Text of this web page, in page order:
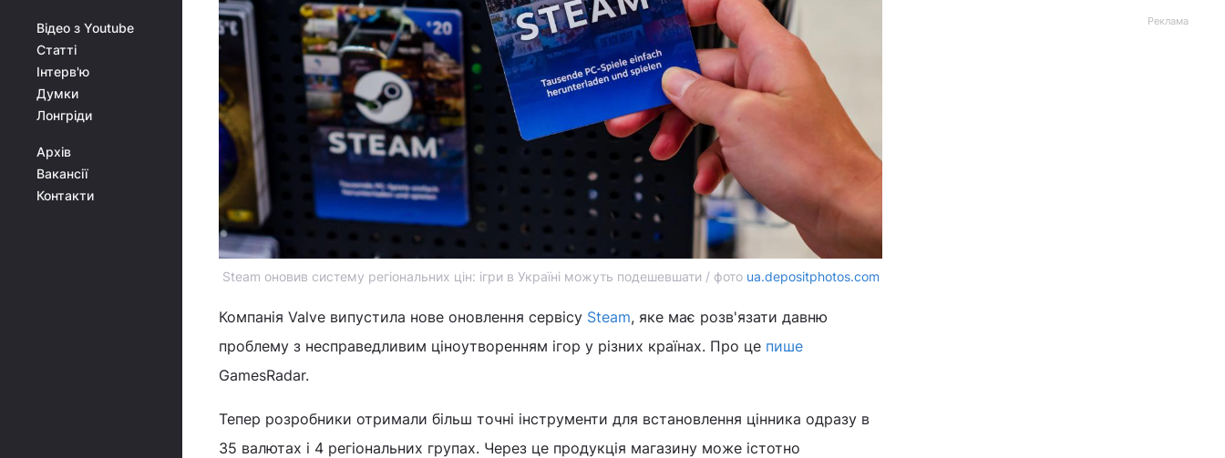
Відео з Youtube
Статті
Інтерв'ю
Думки
Лонгріди
Архів
Вакансії
Контакти
Steam оновив систему регіональних цін: ігри в Україні можуть подешевшати / фото ua.depositphotos.com
Компанія Valve випустила нове оновлення сервісу Steam, яке має розв'язати давню
проблему з несправедливим ціноутворенням ігор у різних країнах. Про це пише
GamesRadar.
Тепер розробники отримали більш точні інструменти для встановлення цінника одразу в
35 валютах і 4 регіональних групах. Через це продукція магазину може істотно
Реклама